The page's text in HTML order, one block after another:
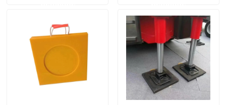
Contrôle de qualité
Contactez-nous